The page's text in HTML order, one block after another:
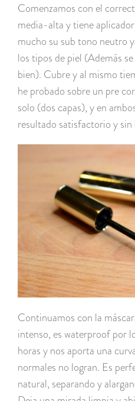
Comenzamos con el
media-alta y tiene
mucho su sub tono neutro
los tipos de piel (Además
bien). Cubre y al mismo
he probado sobre un pre
solo (dos capas), y en
resultado satisfactorio y sin
Continuamos con la
intenso, es waterproof por
horas y nos aporta una
normales no logran. Es
natural, separando y